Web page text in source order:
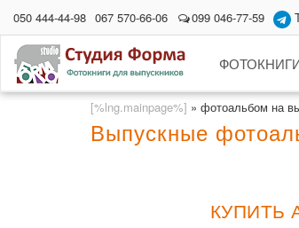
050 444-44-98 067 570-66-06 099 046-77-59
[%lng.mainpage%] » фотоальбом на
Выпускные
КУПИТЬ